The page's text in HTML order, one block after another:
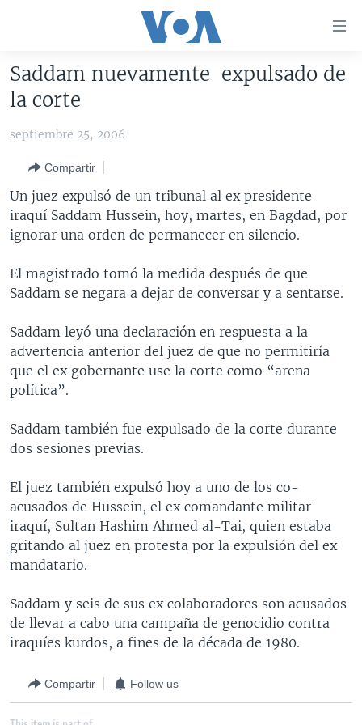
accesibilidad
Salte
contenido
principal
Salte
navegador
principal
Salte
búsqueda
AMÉRICA DEL NORTE
HAITÍ
ELECCIONES EEUU
VOTO DIVIDIDO
VOA VERIFICA
VOA VERIFICA UCRANIA/RUSIA
VOA VERIFICA INMIGRACIÓN
VOA VERIFICA AMÉRICA LATINA
AMÉRICA LATINA
ARGENTINA
BOLIVIA
CHILE
ECUADOR
VENEZUELA
CHINA EN AMÉRICA LATINA
CENTROAMÉRICA
EL SALVADOR
HONDURAS
NICARAGUA
INMIGRACIÓN
MUNDO
ECONOMÍA
TECNOLOGÍA
CIENCIA Y SALUD
ESPECIALES DE LA VOA
UCRANIA
MULTIMEDIA
FOTOGRAFÍA
EL MUNDO AL DÍA
VISIÓN 360
LAS CLAVES
PANORAMA
RADIO
AUDIONOTICIAS
BUENOS DÍAS AMÉRICA
ESTADOS UNIDOS AL DÍA
FORO [RADIO]
DEPORTIVO INTERNACIONAL
DOCUMENTALES DE LA VOA
Learning English
Saddam nuevamente expulsado de
la corte
septiembre 25, 2006
Compartir
Un juez expulsó de un tribunal al ex presidente
iraquí Saddam Hussein, hoy, martes, en Bagdad, por
ignorar una orden de permanecer en silencio.
El magistrado tomó la medida después de que
Saddam se negara a dejar de conversar y a sentarse.
Saddam leyó una declaración en respuesta a la
advertencia anterior del juez de que no permitiría
que el ex gobernante use la corte como “arena
política”.
Saddam también fue expulsado de la corte durante
dos sesiones previas.
El juez también expulsó hoy a uno de los co-
acusados de Hussein, el ex comandante militar
iraquí, Sultan Hashim Ahmed al-Tai, quien estaba
gritando al juez en protesta por la expulsión del ex
mandatario.
Saddam y seis de sus ex colaboradores son acusados
de llevar a cabo una campaña de genocidio contra
iraquíes kurdos, a fines de la década de 1980.
Compartir Follow us